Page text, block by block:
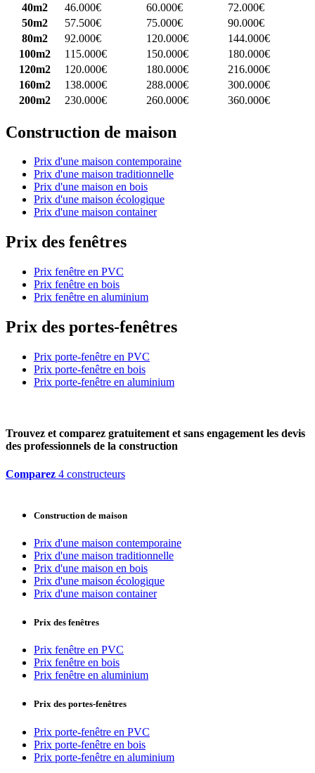
40m2
46.000€ 60.000€
72.000€
50m2
57.500€ 75.000€
90.000€
80m2
92.000€ 120.000€
144.000€
100m2
115.000€ 150.000€
180.000€
120m2
120.000€ 180.000€
216.000€
160m2
138.000€ 288.000€
300.000€
200m2
230.000€ 260.000€ 360.000€
Construction de maison
Prix d'une maison contemporaine
Prix d'une maison traditionnelle
Prix d'une maison en bois
Prix d'une maison écologique
Prix d'une maison container
Prix des fenêtres
Prix fenêtre en PVC
Prix fenêtre en bois
Prix fenêtre en aluminium
Prix des portes-fenêtres
Prix porte-fenêtre en PVC
Prix porte-fenêtre en bois
Prix porte-fenêtre en aluminium
Trouvez et comparez gratuitement et sans engagement les devis
des professionnels de la construction
Comparez 4 constructeurs
Construction de maison
Prix d'une maison contemporaine
Prix d'une maison traditionnelle
Prix d'une maison en bois
Prix d'une maison écologique
Prix d'une maison container
Prix des fenêtres
Prix fenêtre en PVC
Prix fenêtre en bois
Prix fenêtre en aluminium
Prix des portes-fenêtres
Prix porte-fenêtre en PVC
Prix porte-fenêtre en bois
Prix porte-fenêtre en aluminium